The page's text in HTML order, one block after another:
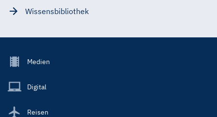
Wissensbibliothek
Footer
Main
Medien
Digital
Reisen